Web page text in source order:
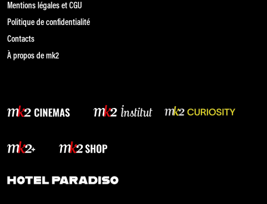
Mentions légales et CGU
Politique de confidentialité
Contacts
À propos de mk2